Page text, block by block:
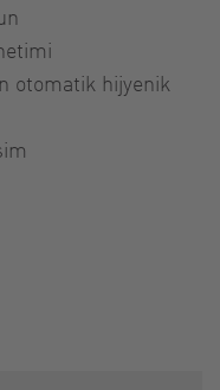
otomatik hijyenik